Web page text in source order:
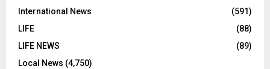
International News
(591)
LIFE
(88)
LIFE NEWS
(89)
Local News (4,750)